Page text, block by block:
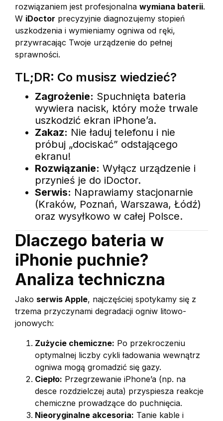
rozwiązaniem jest profesjonalna wymiana baterii.
W iDoctor precyzyjnie diagnozujemy stopień
uszkodzenia i wymieniamy ogniwa od ręki,
przywracając Twoje urządzenie do pełnej
sprawności.
TL;DR: Co musisz wiedzieć?
Zagrożenie: Spuchnięta bateria
wywiera nacisk, który może trwale
uszkodzić ekran iPhone’a.
Zakaz: Nie ładuj telefonu i nie
próbuj „dociskać” odstającego
ekranu!
Rozwiązanie: Wyłącz urządzenie i
przynieś je do iDoctor.
Serwis: Naprawiamy stacjonarnie
(Kraków, Poznań, Warszawa, Łódź)
oraz wysyłkowo w całej Polsce.
Dlaczego bateria w
iPhonie puchnie?
Analiza techniczna
Jako serwis Apple, najczęściej spotykamy się z
trzema przyczynami degradacji ogniw litowo-
jonowych:
Zużycie chemiczne: Po przekroczeniu
optymalnej liczby cykli ładowania wewnątrz
ogniwa mogą gromadzić się gazy.
Ciepło: Przegrzewanie iPhone’a (np. na
desce rozdzielczej auta) przyspiesza reakcje
chemiczne prowadzące do puchnięcia.
Nieoryginalne akcesoria: Tanie kable i